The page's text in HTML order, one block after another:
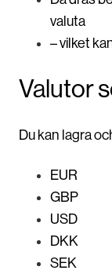
valuta
– vilket
Valutor
Du kan lagra
EUR
GBP
USD
DKK
SEK